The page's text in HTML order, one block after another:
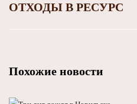
ОТХОДЫ В РЕСУРС
Похожие новости